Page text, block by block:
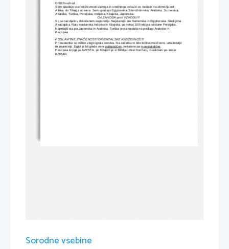
ORIEN-vzhod
Sem spadajo vse književnosti starega in srednjega veka,ki so nastale na območju od
Afrike, do Tihega oceana. Sem spadajo:Egiptovska, Starožidovska, Arabska, Sumerska,
Akatska, Turška, Perzijska, Indijska, Kitajska, Japonska.
Od ZAHODA proti VZHODU!!!
So se razvijale v določenem zaporedju. Najstarejši sta Sumerska in Egiptovska. Sledi jima
Akadajska. Nato nastaneta Indijska in Kitajska, po nekaj 100-letij pa nastane Perzijska.
Najmlajši sta pa Japonska in Arabska. Turška je pa nastala na podlagi Arabske in
Perzijske.
POGLAVITNE ZNAČILNOSTI ORIENTALSKE KNJIŽEVNOSTI
Pri nastanku so veliko vlogo igrala verstva. Na začetku ni bilo ločitve med vero, umetnostjo
in znanostjo. Egipt je bil glede vere politaističen, nekatere pa monotaistične.
Perzijska knjiga je AVESTA, pri Kitajcih je iz Bilblije izbral Konfucij, muslimani pa imajo
KORAN.
Sorodne vsebine